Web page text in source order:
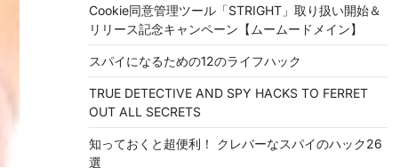
Cookie同意管理ツール「STRIGHT」取り扱い開始＆
リリース記念キャンペーン【ムームードメイン】
スパイになるための12のライフハック
TRUE DETECTIVE AND SPY HACKS TO FERRET
OUT ALL SECRETS
知っておくと超便利！ クレバーなスパイのハック26
選